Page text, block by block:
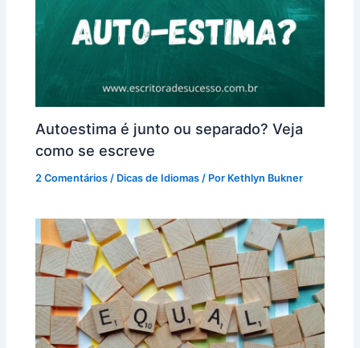
Autoestima é junto ou separado? Veja
como se escreve
2 Comentários / Dicas de Idiomas / Por Kethlyn Bukner